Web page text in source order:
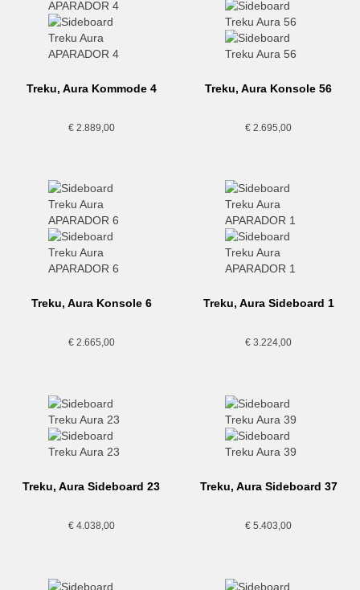
Treku, Aura Kommode 4
€2.889,00
Treku, Aura Konsole 56
€ 2.695,00
Treku, Aura Konsole 6
€2.665,00
Treku, Aura Sideboard 1
€ 3.224,00
Treku, Aura Sideboard 23
€4.038,00
Treku, Aura Sideboard 37
€ 5.403,00